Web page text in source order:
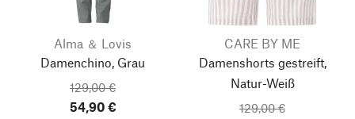
Alma ＆ Lovis
Damenchino, Grau
129,00 €
54,90 €
CARE BY ME
Damenshorts gestreift,
Natur-Weiß
129,00 €